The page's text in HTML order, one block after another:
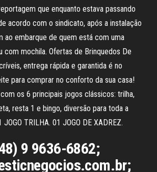
que enquanto estava passando
acordo com o sindicato, após a instalação
ao embarque de quem está com uma
com mochila. Ofertas de Brinquedos De
entrega rápida e garantida é no
para comprar no conforto da sua casa!
os 6 principais jogos clássicos: trilha,
resta 1 e bingo, diversão para toda a
TRILHA. 01 JOGO DE XADREZ.
9 9636-6862;